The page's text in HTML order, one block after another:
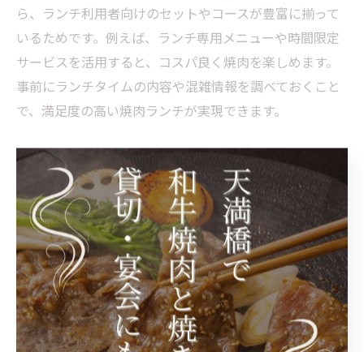
ら、ランチ利用者向けのセットやコースが豊富に揃って
いるためです。例えば、ランチ専用メニューや時間限定
サービスを活用すると、コスパ良く焼肉を楽しめます。
事前にランチタイムの内容や混雑情報を調べておくこと
で、満足度の高い焼肉ランチが実現できます。
天満橋で焼肉とステーキのランチを
満喫
天満橋で焼肉ランチを楽しむためのおすすめポイント
天満橋駅周辺で焼肉ランチを楽しむ際は、駅近でアクセ
スの良い店舗を選ぶのがポイントです。理由は、仕事の